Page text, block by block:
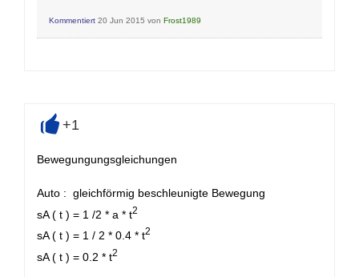
Kommentiert 20 Jun 2015 von Frost1989
+1
Bewegungungsgleichungen
Auto : gleichförmig beschleunigte Bewegung
sA ( t ) = 1 /2 * a * t2
sA ( t ) = 1 / 2 * 0.4 * t2
sA ( t ) = 0.2 * t2